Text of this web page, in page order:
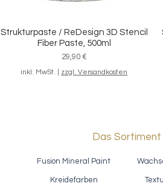
Schnellansicht
Strukturpaste / ReDesign 3D Stencil
Fiber Paste, 500ml
Preis
29,90 €
inkl. MwSt. zzgl. Versandkosten
Das Sortiment
Fusion Mineral Paint
Kreidefarben